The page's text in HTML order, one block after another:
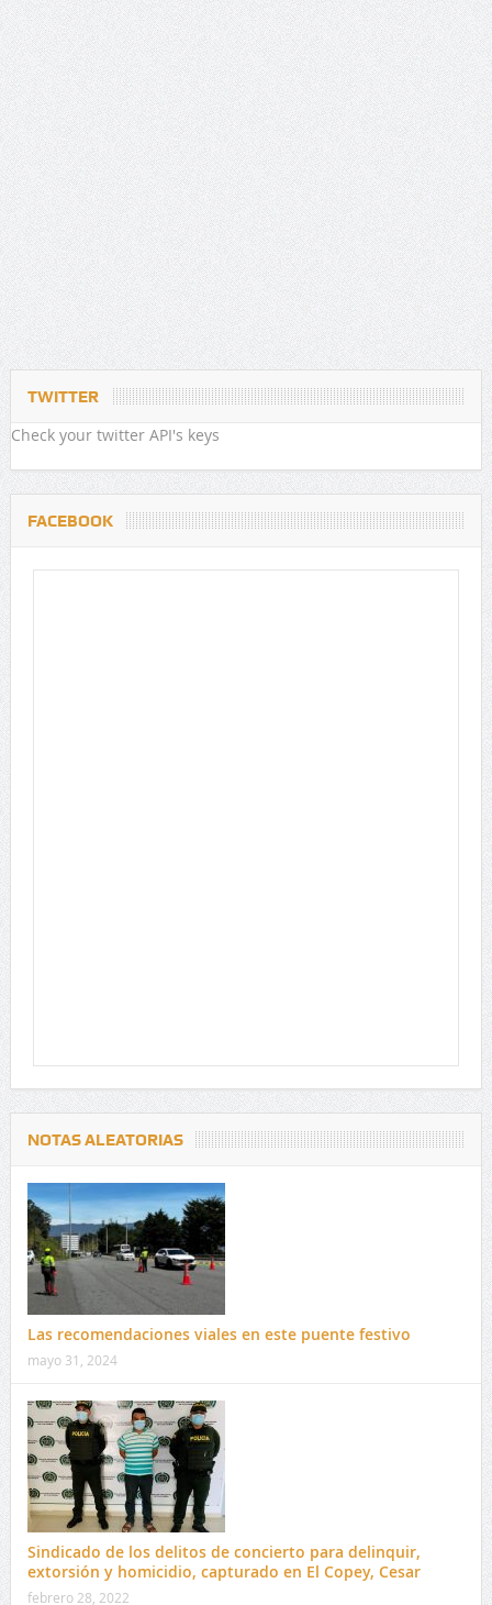
TWITTER
Check your twitter API's keys
FACEBOOK
NOTAS ALEATORIAS
Las recomendaciones viales en este puente festivo
mayo 31, 2024
Sindicado de los delitos de concierto para delinquir,
extorsión y homicidio, capturado en El Copey, Cesar
febrero 28, 2022